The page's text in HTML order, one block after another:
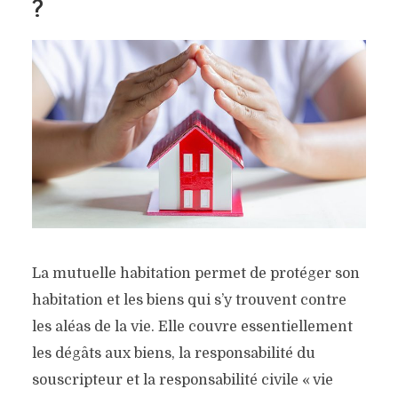
?
La mutuelle habitation permet de protéger son
habitation et les biens qui s’y trouvent contre
les aléas de la vie. Elle couvre essentiellement
les dégâts aux biens, la responsabilité du
souscripteur et la responsabilité civile « vie